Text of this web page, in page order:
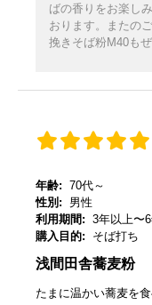
ばの香りをお楽し
おります。またの
挽きそば粉M40も
年齢: 70代～
性別:
男性
利用期間: 3年以上〜
購入目的:
そば打ち
浅間田舎蕎麦粉
たまに温かい蕎麦を